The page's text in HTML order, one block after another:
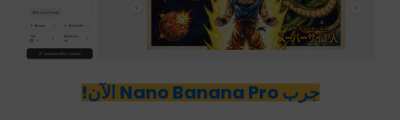
جرب Nano Banana Pro الآن!